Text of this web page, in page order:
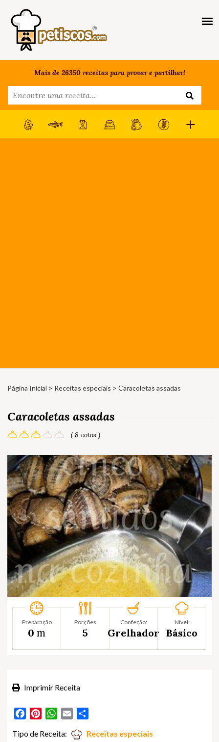
Mais de 26350 receitas para provar e partilhar!
Página Inicial > Receitas especiais > Caracoletas assadas
Caracoletas assadas
( 8 votos )
Preparação
0 m
Porções
5
Confeção:
Grelhador
Nível:
Básico
Imprimir Receita
FacebookPinterestWhatsApp
Email
Tipo de Receita: Receitas especiais